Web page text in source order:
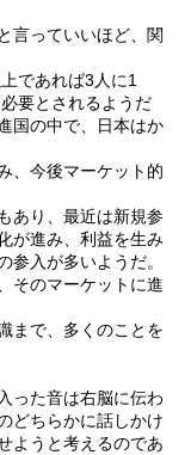
言っていいほど、関
であれば3人に1
要とされるようだ
国の中で、日本はか
、今後マーケット的
あり、最近は新規参
が進み、利益を生み
参入が多いようだ。
そのマーケットに進
まで、多くのことを
った音は右脳に伝わ
どちらかに話しかけ
ようと考えるのであ